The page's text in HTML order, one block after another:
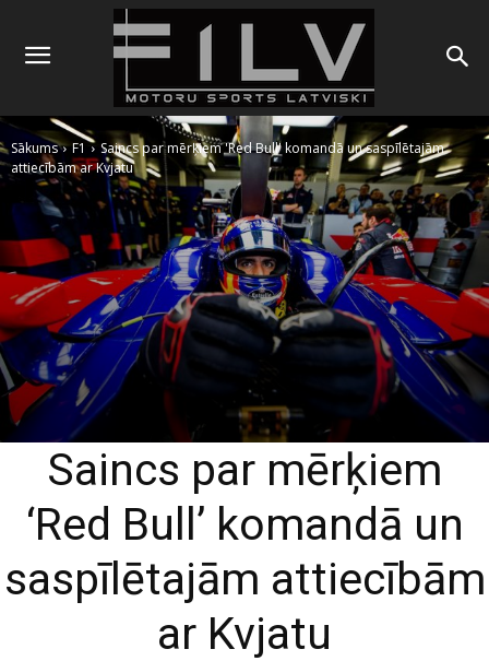
Sākums F1
Saincs par mērķiem 'Red Bull' komandā un saspīlētajām
attiecībām ar Kvjatu
Saincs par mērķiem
‘Red Bull’ komandā un
saspīlētajām attiecībām
ar Kvjatu